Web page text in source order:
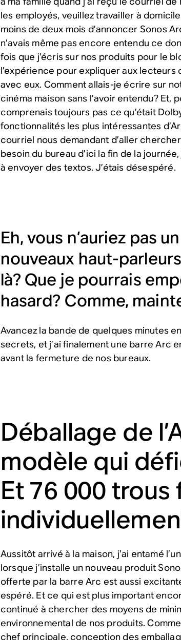
les employés, veuillez travailler à
moins de deux mois d’annoncer Sonos
n’avais même pas encore entendu ce
fois que j’écris sur nos produits pour le
l’expérience pour expliquer aux lecteurs
avec eux. Comment allais-je écrire sur
cinéma maison sans l’avoir entendu? Et,
comprenais toujours pas ce qu’était
fonctionnalités les plus intéressantes
courriel nous demandant d’aller
besoin du bureau d’ici la fin de la
à envoyer des textos. J’étais désespéré.
Eh, vous n’auriez pas
nouveaux haut-
là? Que je pourrais
hasard? Comme,
Avancez la bande de quelques minutes
secrets, et j’ai finalement une barre Arc
avant la fermeture de nos bureaux.
Déballage de
modèle qui
Et 76 000 trous
Aussitôt arrivé à la maison, j’ai entamé
lorsque j’installe un nouveau produit
offerte par la barre Arc est aussi
espéré. Et ce qui est plus important
continué à chercher des moyens de
environnemental de nos produits.
chef principale, conception des